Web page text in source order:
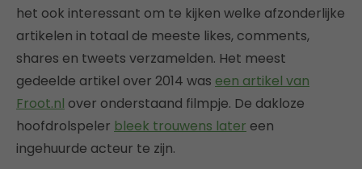
het ook interessant om te kijken welke afzonderlijke
artikelen in totaal de meeste likes, comments,
shares en tweets verzamelden. Het meest
gedeelde artikel over 2014 was een artikel van
Froot.nl over onderstaand filmpje. De dakloze
hoofdrolspeler bleek trouwens later een
ingehuurde acteur te zijn.